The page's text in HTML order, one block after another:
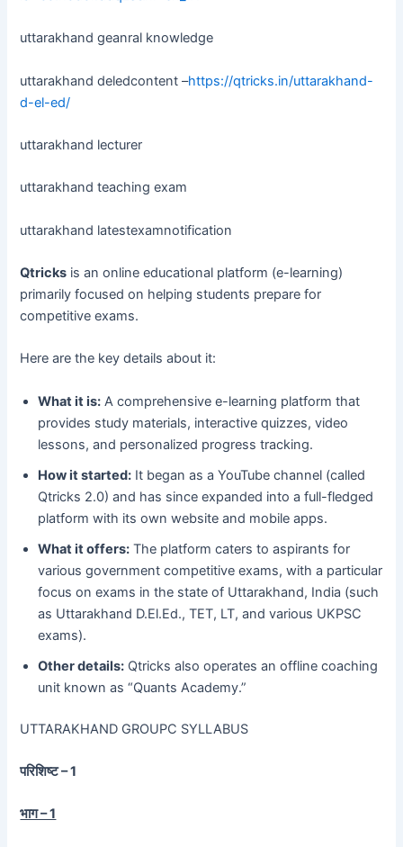
uttarakhand geanral knowledge
uttarakhand deledcontent –https://qtricks.in/uttarakhand-
d-el-ed/
uttarakhand lecturer
uttarakhand teaching exam
uttarakhand latestexamnotification
Qtricks is an online educational platform (e-learning)
primarily focused on helping students prepare for
competitive exams.
Here are the key details about it:
What it is: A comprehensive e-learning platform that
provides study materials, interactive quizzes, video
lessons, and personalized progress tracking.
How it started: It began as a YouTube channel (called
Qtricks 2.0) and has since expanded into a full-fledged
platform with its own website and mobile apps.
What it offers: The platform caters to aspirants for
various government competitive exams, with a particular
focus on exams in the state of Uttarakhand, India (such
as Uttarakhand D.El.Ed., TET, LT, and various UKPSC
exams).
Other details: Qtricks also operates an offline coaching
unit known as “Quants Academy.”
UTTARAKHAND GROUPC SYLLABUS
परिशिष्ट – 1
भाग – 1